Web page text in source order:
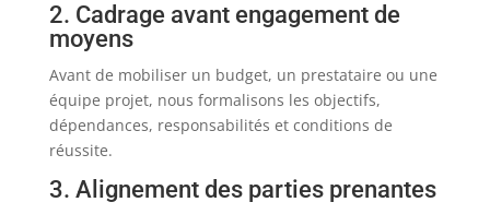
2. Cadrage avant engagement de
moyens
Avant de mobiliser un budget, un prestataire ou une
équipe projet, nous formalisons les objectifs,
dépendances, responsabilités et conditions de
réussite.
3. Alignement des parties prenantes